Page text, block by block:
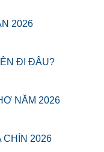
2026
ĐI ĐÂU?
NĂM 2026
CHÍN 2026